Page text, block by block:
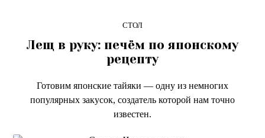
СТОЛ
Лещ в руку: печём по японскому
рецепту
Готовим японские тайяки — одну из немногих
популярных закусок, создатель которой нам точно
известен.